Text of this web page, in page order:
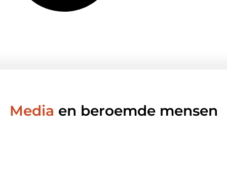
Media en beroemde mensen